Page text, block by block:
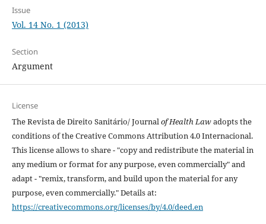
Issue
Vol. 14 No. 1 (2013)
Section
Argument
License
The Revista de Direito Sanitário/ Journalof Health Lawadopts the
conditions of the Creative Commons Attribution 4.0 Internacional.
This license allows to share - "copy and redistribute the material in
any medium or format for any purpose, even commercially" and
adapt - "remix, transform, and build upon the material for any
purpose, even commercially." Details at:
https://creativecommons.org/licenses/by/4.0/deed.en